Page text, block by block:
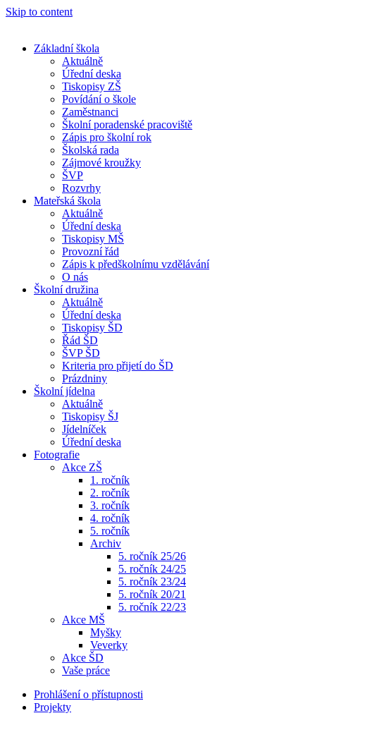
Skip to content
Základní škola
Aktuálně
Úřední deska
Tiskopisy ZŠ
Povídání o škole
Zaměstnanci
Školní poradenské pracoviště
Zápis pro školní rok
Školská rada
Zájmové kroužky
ŠVP
Rozvrhy
Mateřská škola
Aktuálně
Úřední deska
Tiskopisy MŠ
Provozní řád
Zápis k předškolnímu vzdělávání
O nás
Školní družina
Aktuálně
Úřední deska
Tiskopisy ŠD
Řád ŠD
ŠVP ŠD
Kriteria pro přijetí do ŠD
Prázdniny
Školní jídelna
Aktuálně
Tiskopisy ŠJ
Jídelníček
Úřední deska
Fotografie
Akce ZŠ
1. ročník
2. ročník
3. ročník
4. ročník
5. ročník
Archiv
5. ročník 25/26
5. ročník 24/25
5. ročník 23/24
5. ročník 20/21
5. ročník 22/23
Akce MŠ
Myšky
Veverky
Akce ŠD
Vaše práce
Prohlášení o přístupnosti
Projekty